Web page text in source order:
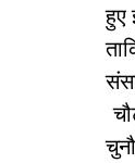
हुए